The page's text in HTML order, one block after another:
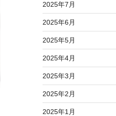
2025年7月
2025年6月
2025年5月
2025年4月
2025年3月
2025年2月
2025年1月